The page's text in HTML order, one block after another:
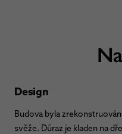
Design
Budova byla
svěže. Důraz je kladen na